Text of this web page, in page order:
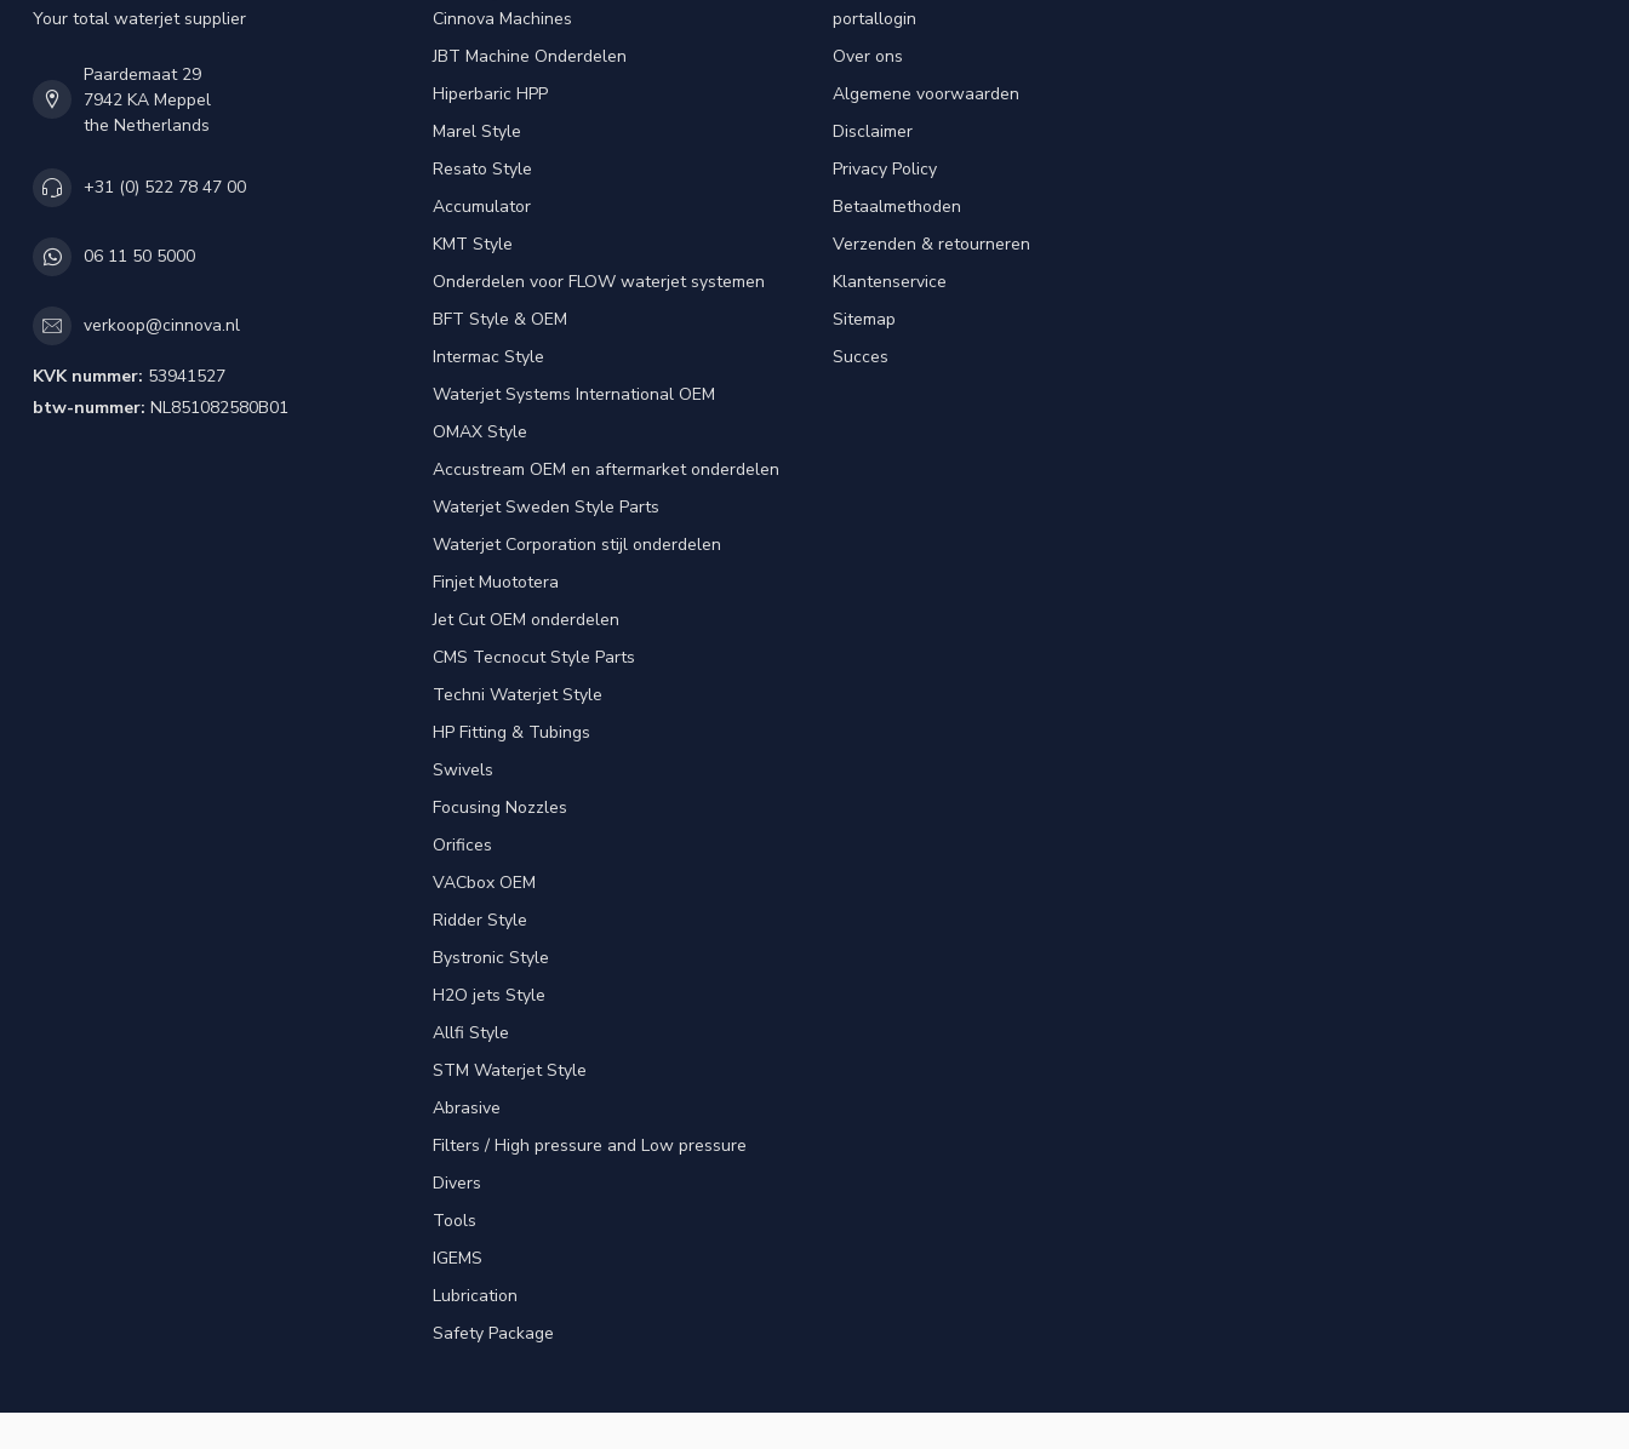
Your total waterjet supplier
Paardemaat 29
7942 KA Meppel
the Netherlands
+31 (0) 522 78 47 00
06 11 50 5000
verkoop@cinnova.nl
KVK nummer: 53941527
btw-nummer: NL851082580B01
Cinnova Machines
JBT Machine Onderdelen
Hiperbaric HPP
Marel Style
Resato Style
Accumulator
KMT Style
Onderdelen voor FLOW waterjet systemen
BFT Style & OEM
Intermac Style
Waterjet Systems International OEM
OMAX Style
Accustream OEM en aftermarket onderdelen
Waterjet Sweden Style Parts
Waterjet Corporation stijl onderdelen
Finjet Muototera
Jet Cut OEM onderdelen
CMS Tecnocut Style Parts
Techni Waterjet Style
HP Fitting & Tubings
Swivels
Focusing Nozzles
Orifices
VACbox OEM
Ridder Style
Bystronic Style
H2O jets Style
Allfi Style
STM Waterjet Style
Abrasive
Filters / High pressure and Low pressure
Divers
Tools
IGEMS
Lubrication
Safety Package
portallogin
Over ons
Algemene voorwaarden
Disclaimer
Privacy Policy
Betaalmethoden
Verzenden & retourneren
Klantenservice
Sitemap
Succes